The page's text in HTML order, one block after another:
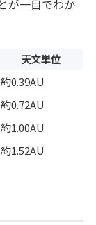
が一目でわか
天文単位
約0.39AU
約0.72AU
約1.00AU
約1.52AU